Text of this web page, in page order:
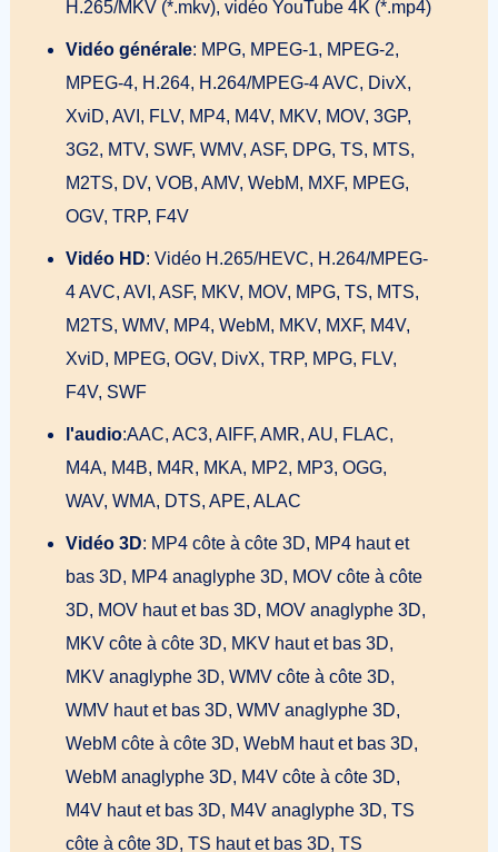
H.265/MKV (*.mkv), vidéo YouTube 4K (*.mp4)
Vidéo générale: MPG, MPEG-1, MPEG-2,
MPEG-4, H.264, H.264/MPEG-4 AVC, DivX,
XviD, AVI, FLV, MP4, M4V, MKV, MOV, 3GP,
3G2, MTV, SWF, WMV, ASF, DPG, TS, MTS,
M2TS, DV, VOB, AMV, WebM, MXF, MPEG,
OGV, TRP, F4V
Vidéo HD: Vidéo H.265/HEVC, H.264/MPEG-
4 AVC, AVI, ASF, MKV, MOV, MPG, TS, MTS,
M2TS, WMV, MP4, WebM, MKV, MXF, M4V,
XviD, MPEG, OGV, DivX, TRP, MPG, FLV,
F4V, SWF
l'audio:AAC, AC3, AIFF, AMR, AU, FLAC,
M4A, M4B, M4R, MKA, MP2, MP3, OGG,
WAV, WMA, DTS, APE, ALAC
Vidéo 3D: MP4 côte à côte 3D, MP4 haut et
bas 3D, MP4 anaglyphe 3D, MOV côte à côte
3D, MOV haut et bas 3D, MOV anaglyphe 3D,
MKV côte à côte 3D, MKV haut et bas 3D,
MKV anaglyphe 3D, WMV côte à côte 3D,
WMV haut et bas 3D, WMV anaglyphe 3D,
WebM côte à côte 3D, WebM haut et bas 3D,
WebM anaglyphe 3D, M4V côte à côte 3D,
M4V haut et bas 3D, M4V anaglyphe 3D, TS
côte à côte 3D, TS haut et bas 3D, TS